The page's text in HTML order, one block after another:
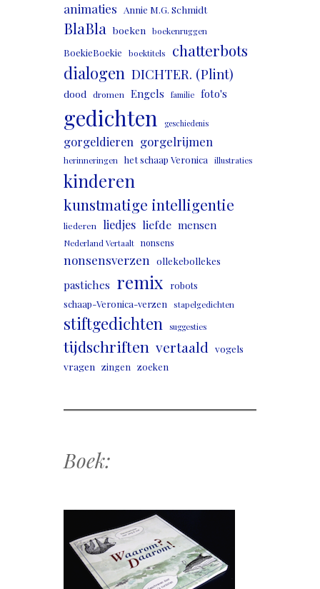
animaties Annie M.G. Schmidt
BlaBla boeken boekenruggen
BoekieBoekie boektitels chatterbots
dialogen DICHTER. (Plint)
dood dromen Engels familie foto's
gedichten geschiedenis
gorgeldieren gorgelrijmen
herinneringen het schaap Veronica illustraties
kinderen
kunstmatige intelligentie
liederen liedjes liefde mensen
Nederland Vertaalt nonsens
nonsensverzen ollekebollekes
pastiches remix
robots
schaap-Veronica-verzen stapelgedichten
stiftgedichten suggesties
tijdschriften vertaald vogels
vragen zingen zoeken
Boek: